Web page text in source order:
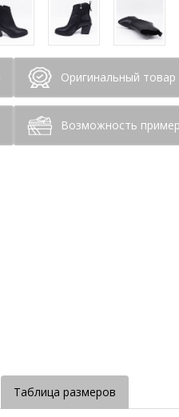
Оригинальный товар
Возможность
Таблица размеров